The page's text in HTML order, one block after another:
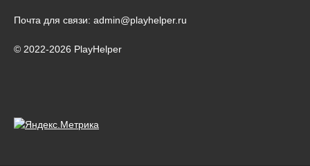
Почта для связи: admin@playhelper.ru
© 2022-2026 PlayHelper